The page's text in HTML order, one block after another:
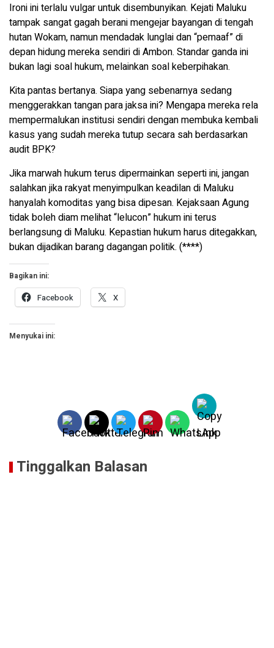
Ironi ini terlalu vulgar untuk disembunyikan. Kejati Maluku
tampak sangat gagah berani mengejar bayangan di tengah
hutan Wokam, namun mendadak lunglai dan “pemaaf” di
depan hidung mereka sendiri di Ambon. Standar ganda ini
bukan lagi soal hukum, melainkan soal keberpihakan.
Kita pantas bertanya. Siapa yang sebenarnya sedang
menggerakkan tangan para jaksa ini? Mengapa mereka rela
mempermalukan institusi sendiri dengan membuka kembali
kasus yang sudah mereka tutup secara sah berdasarkan
audit BPK?
Jika marwah hukum terus dipermainkan seperti ini, jangan
salahkan jika rakyat menyimpulkan keadilan di Maluku
hanyalah komoditas yang bisa dipesan. Kejaksaan Agung
tidak boleh diam melihat “lelucon” hukum ini terus
berlangsung di Maluku. Kepastian hukum harus ditegakkan,
bukan dijadikan barang dagangan politik. (****)
Bagikan ini:
Facebook X
Menyukai ini:
Tinggalkan Balasan